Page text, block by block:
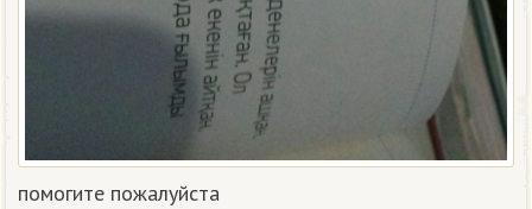
помогите пожалуйста